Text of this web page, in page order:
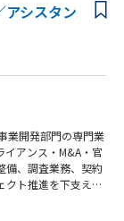
、仕様の技術的質問
る属人的な業務の
ットツール等）の活
。
実務そのものの経験
いる方）
式SNSの運用・投
入による効率化）を
アシスタン
業開発部門の専門業
アンス・M&A・官
備、調査業務、契約
クト推進を下支えし